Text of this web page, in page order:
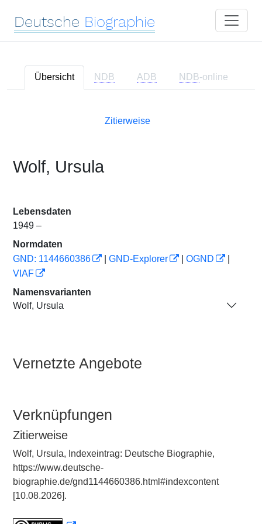
Deutsche Biographie
Übersicht NDB ADB NDB-online
Zitierweise
Wolf, Ursula
Lebensdaten
1949 –
Normdaten
GND: 1144660386
GND-Explorer OGND
VIAF
Namensvarianten
Wolf, Ursula
Vernetzte Angebote
Verknüpfungen
Zitierweise
Wolf, Ursula, Indexeintrag: Deutsche Biographie,
https://www.deutsche-
biographie.de/gnd1144660386.html#indexcontent
[10.08.2026].